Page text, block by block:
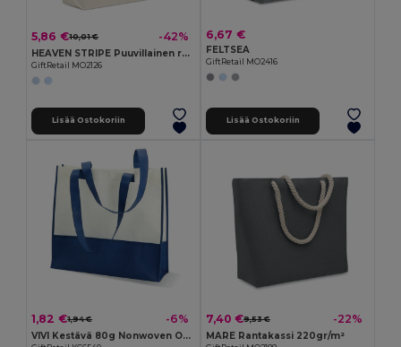
5,86 €10,01 € -42%
HEAVEN STRIPE Puuvillainen rantapussi 220 gr/m²
GiftRetail MO2126
Lisää Ostokoriin
6,67 €
FELTSEA
GiftRetail MO2416
Lisää Ostokoriin
1,82 €1,94 € -6%
VIVI Kestävä 80g Nonwoven Ostoskassi
7,40 €9,53 € -22%
MARE Rantakassi 220gr/m²